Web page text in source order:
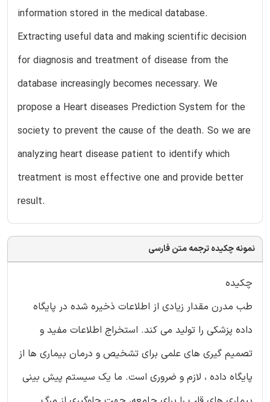
information stored in the medical database.
Extracting useful data and making scientific decision
for diagnosis and treatment of disease from the
database increasingly becomes necessary. We
propose a Heart diseases Prediction System for the
society to prevent the cause of the death. So we are
analyzing heart disease patient to identify which
treatment is most effective one and provide better
result.
نمونه چکیده ترجمه متن فارسی
چکیده
طب مدرن مقدار زیادی از اطلاعات ذخیره شده در پایگاه
داده پزشکی را تولید می کند. استخراج اطلاعات مفید و
تصمیم گیری های علمی برای تشخیص و درمان بیماری ها از
پایگاه داده ، لازم و ضروری است. ما یک سیستم پیش بینی